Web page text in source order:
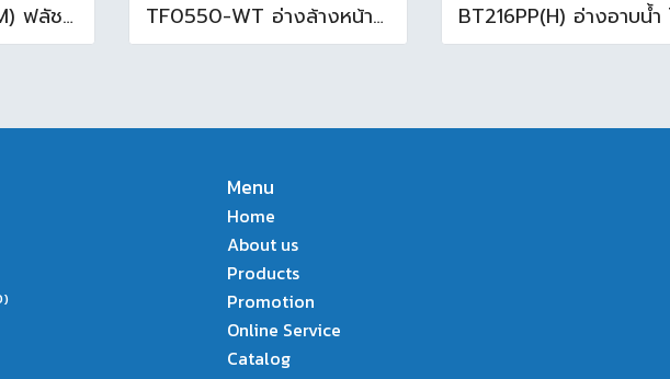
CT457XNS(50 CM) ฟลัชวาล์วโถสุขภัณฑ์ TF0550-WT อ่างล้างหน้าแบบแขวน 55 cm สีขาว
Menu
Home
About us
Products
Promotion
Online Service
Catalog